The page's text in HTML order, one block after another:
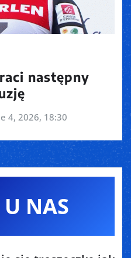
następny
4, 2026, 18:30
NAS